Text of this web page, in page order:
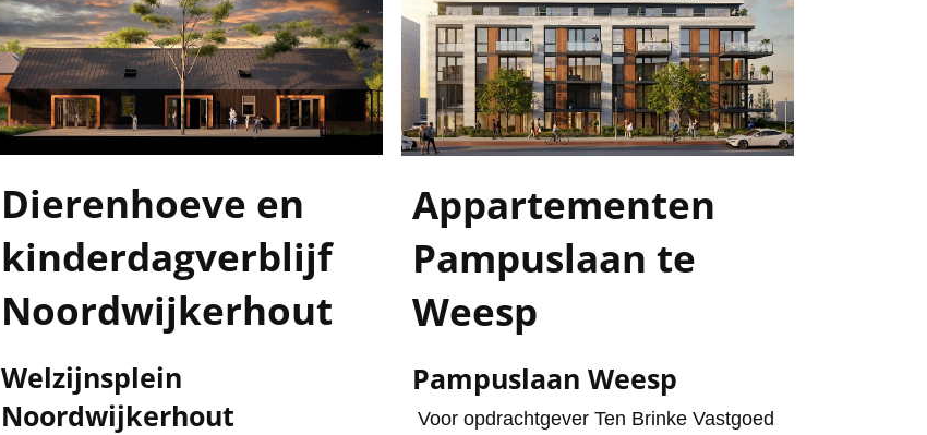
Dierenhoeve en
kinderdagverblijf
Noordwijkerhout
Welzijnsplein
Noordwijkerhout
Appartementen
Pampuslaan te
Weesp
Pampuslaan Weesp
Voor opdrachtgever Ten Brinke Vastgoed